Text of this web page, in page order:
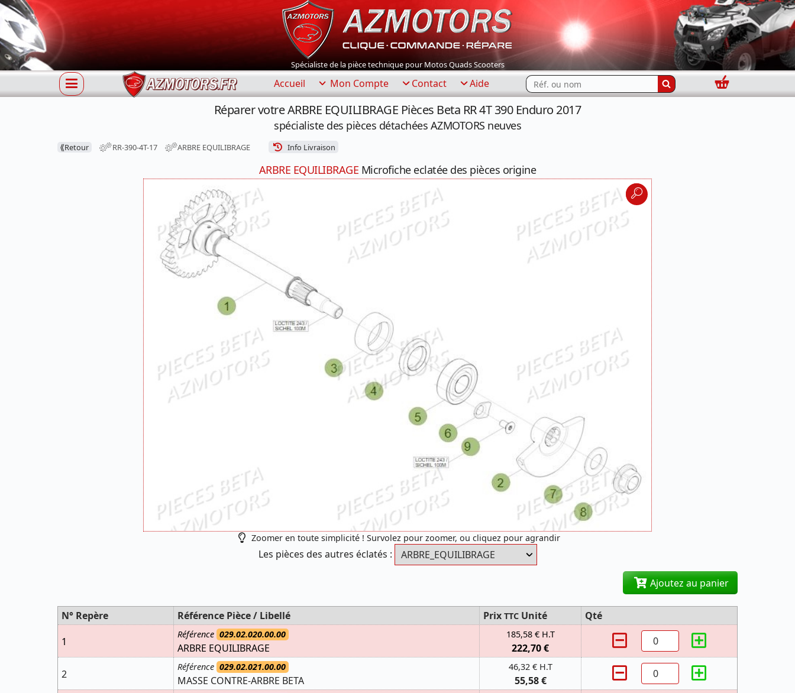
Spécialiste de la pièce technique pour Motos Quads Scooters
Accueil Mon Compte Contact Aide Rechercher...
Panier
Réparer votre ARBRE EQUILIBRAGE Pièces Beta RR 4T 390 Enduro 2017
spécialiste des pièces détachées AZMOTORS neuves
⟪Retour RR-390-4T-17 ARBRE EQUILIBRAGE Info Livraison
ARBRE EQUILIBRAGE Microfiche eclatée des pièces origine
Zoomer en toute simplicité ! Survolez pour zoomer, ou cliquez pour agrandir
Les pièces des autres éclatés :
Ajoutez au panier
N° Repère Référence Pièce / Libellé Prix TTC Unité
Qté
1
Référence 029.02.020.00.00
ARBRE EQUILIBRAGE
185,58 € H.T
222,70 €
2
Référence 029.02.021.00.00
MASSE CONTRE-ARBRE BETA
46,32 € H.T
55,58 €